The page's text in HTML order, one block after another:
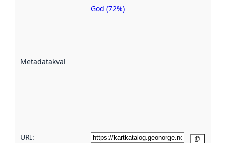
Metadatakvalitet
Metadatakvalitet
God (72%)
URI: